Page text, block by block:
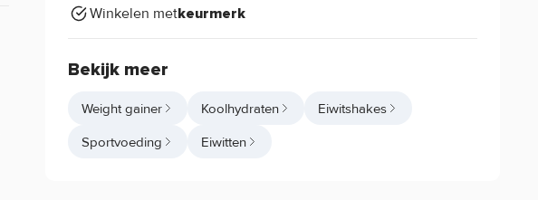
Winkelen metkeurmerk
Bekijk meer
Weight gainer Koolhydraten Eiwitshakes
Sportvoeding Eiwitten